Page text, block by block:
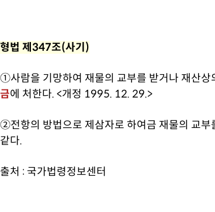
형법 제347조(사기)
①사람을 기망하여 재물의 교부를 받거나 재산상
금에 처한다. <개정 1995. 12. 29.>
②전항의 방법으로 제삼자로 하여금 재물의 교부
같다.
출처 : 국가법령정보센터